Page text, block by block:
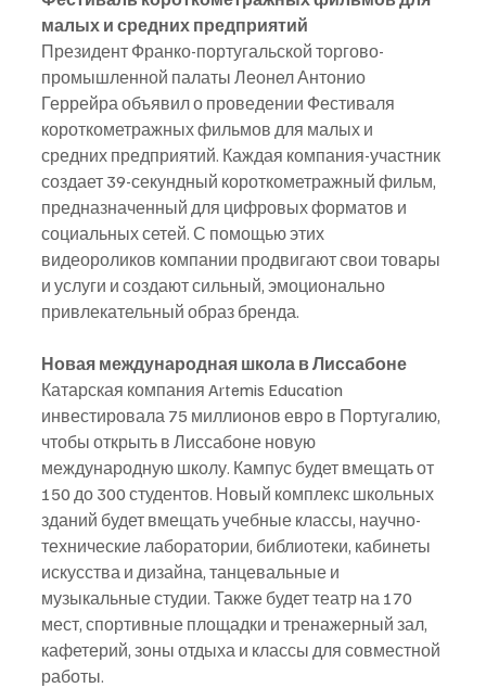
малых и средних предприятий
Президент Франко-португальской торгово-
промышленной палаты Леонел Антонио
Геррейра объявил о проведении Фестиваля
короткометражных фильмов для малых и
средних предприятий. Каждая компания-участник
создает 39-секундный короткометражный фильм,
предназначенный для цифровых форматов и
социальных сетей. С помощью этих
видеороликов компании продвигают свои товары
и услуги и создают сильный, эмоционально
привлекательный образ бренда.
Новая международная школа в Лиссабоне
Катарская компания Artemis Education
инвестировала 75 миллионов евро в Португалию,
чтобы открыть в Лиссабоне новую
международную школу. Кампус будет вмещать от
150 до 300 студентов. Новый комплекс школьных
зданий будет вмещать учебные классы, научно-
технические лаборатории, библиотеки, кабинеты
искусства и дизайна, танцевальные и
музыкальные студии. Также будет театр на 170
мест, спортивные площадки и тренажерный зал,
кафетерий, зоны отдыха и классы для совместной
работы.